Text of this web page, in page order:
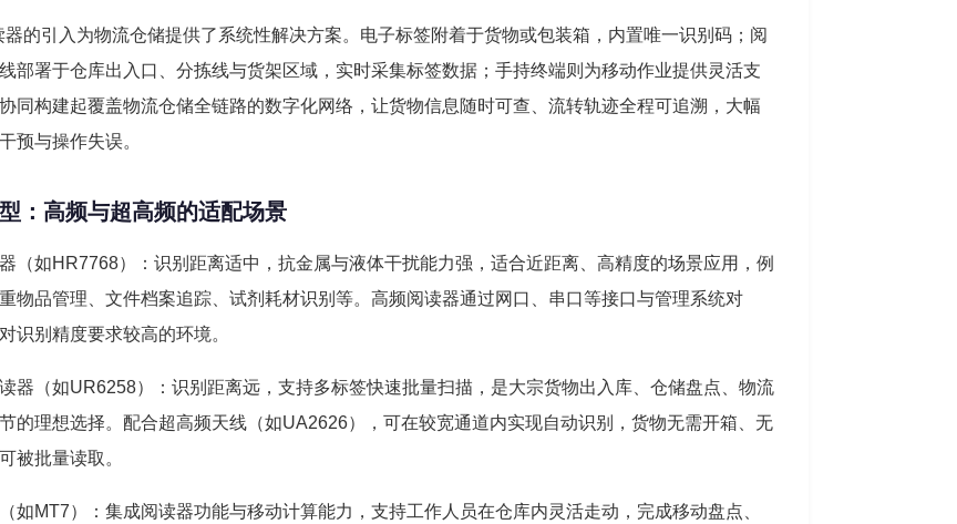
器的引入为物流仓储提供了系统性解决方案。电子标签附着于货物或包装箱，内置唯一识别码；阅
部署于仓库出入口、分拣线与货架区域，实时采集标签数据；手持终端则为移动作业提供灵活支
同构建起覆盖物流仓储全链路的数字化网络，让货物信息随时可查、流转轨迹全程可追溯，大幅
预与操作失误。
：高频与超高频的适配场景
（如HR7768）：识别距离适中，抗金属与液体干扰能力强，适合近距离、高精度的场景应用，例
物品管理、文件档案追踪、试剂耗材识别等。高频阅读器通过网口、串口等接口与管理系统对
识别精度要求较高的环境。
器（如UR6258）：识别距离远，支持多标签快速批量扫描，是大宗货物出入库、仓储盘点、物流
的理想选择。配合超高频天线（如UA2626），可在较宽通道内实现自动识别，货物无需开箱、无
被批量读取。
如MT7）：集成阅读器功能与移动计算能力，支持工作人员在仓库内灵活走动，完成移动盘点、